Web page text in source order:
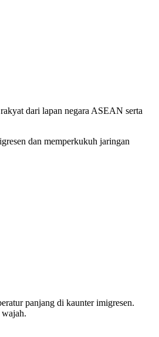
dari lapan negara ASEAN serta
dan memperkukuh jaringan
panjang di kaunter imigresen.
wajah.